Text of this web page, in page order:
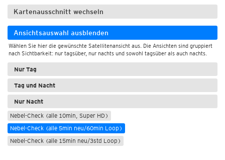
Kartenausschnitt wechseln
Ansichtsauswahl ausblenden
Wählen Sie hier die gewünschte Satellitenansicht aus. Die Ansichten sind gruppiert
nach Sichtbarkeit: nur tagsüber, nur nachts und sowohl tagsüber als auch nachts.
Nur Tag
Tag und Nacht
Nur Nacht
Nebel-Check (alle 10min, Super HD)
Nebel-Check (alle 5min neu/60min Loop)
Nebel-Check (alle 15min neu/3std Loop)